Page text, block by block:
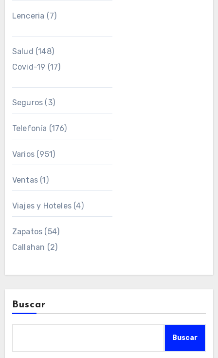
Lenceria (7)
Salud (148)
Covid-19 (17)
Seguros (3)
Telefonía (176)
Varios(951)
Ventas(1)
Viajes y Hoteles(4)
Zapatos (54)
Callahan (2)
Buscar
Buscar